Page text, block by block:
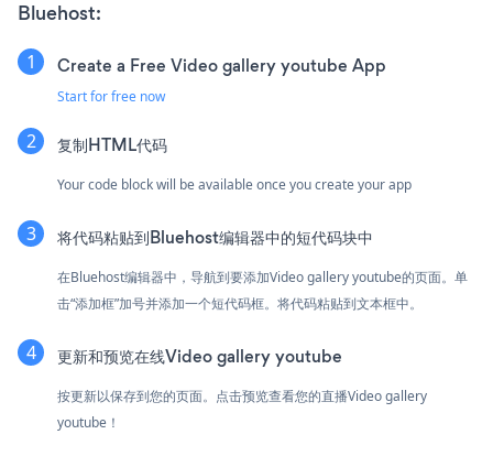
Bluehost:
Create a Free Video gallery youtube App
Start for free now
复制HTML代码
Your code block will be available once you create your app
将代码粘贴到Bluehost编辑器中的短代码块中
在Bluehost编辑器中，导航到要添加Video gallery youtube的页面。单
击“添加框”加号并添加一个短代码框。将代码粘贴到文本框中。
更新和预览在线Video gallery youtube
按更新以保存到您的页面。点击预览查看您的直播Video gallery
youtube！